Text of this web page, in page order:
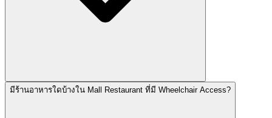
มีร้านอาหารใดบ้างใน Mall Restaurant ที่มี Wheelchair Access?